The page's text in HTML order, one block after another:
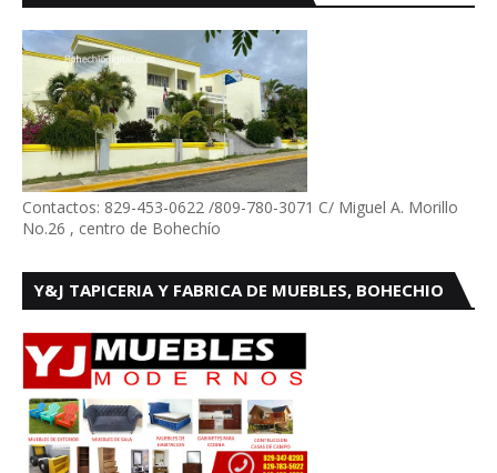
Contactos: 829-453-0622 /809-780-3071 C/ Miguel A. Morillo
No.26 , centro de Bohechío
Y&J TAPICERIA Y FABRICA DE MUEBLES, BOHECHIO